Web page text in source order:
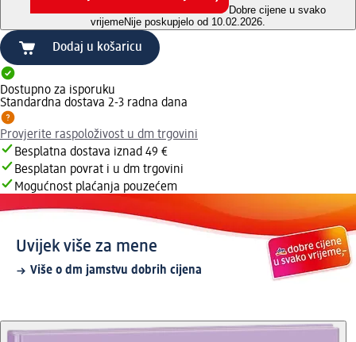
Dobre cijene u svako
vrijemeNije poskupjelo od 10.02.2026.
Dodaj u košaricu
Dostupno za isporuku
Standardna dostava 2-3 radna dana
Provjerite raspoloživost u dm trgovini
Besplatna dostava iznad 49 €
Besplatan povrat i u dm trgovini
Mogućnost plaćanja pouzećem
Uvijek više za mene
Više o dm jamstvu dobrih cijena